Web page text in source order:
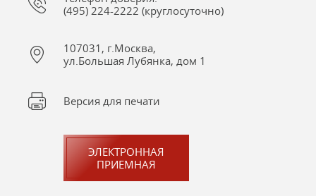
(495) 224-2222 (круглосуточно)
107031, г.Москва,
ул.Большая Лубянка, дом 1
Версия для печати
ЭЛЕКТРОННАЯ
ПРИЕМНАЯ